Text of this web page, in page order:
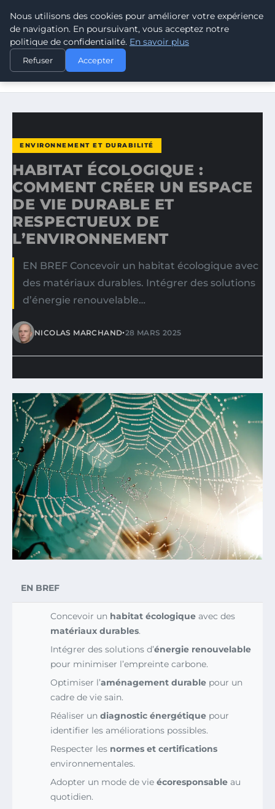
CLIMATE RESPONSE BLOG
ACCUEIL
ENVIRONNEMENT ET DURABILITÉ
HABITAT ÉCOLOGIQUE : COMMENT CRÉER UN ESPACE DE
ENVIRONNEMENT ET DURABILITÉ
HABITAT ÉCOLOGIQUE :
COMMENT CRÉER UN ESPACE
DE VIE DURABLE ET
RESPECTUEUX DE
L’ENVIRONNEMENT
EN BREF Concevoir un habitat écologique avec
des matériaux durables. Intégrer des solutions
d’énergie renouvelable…
NICOLAS MARCHAND•28 MARS 2025
EN BREF
Concevoir un habitat écologique avec des
matériaux durables.
Intégrer des solutions d’énergie renouvelable
pour minimiser l’empreinte carbone.
Optimiser l’aménagement durable pour un
cadre de vie sain.
Réaliser un diagnostic énergétique pour
identifier les améliorations possibles.
Respecter les normes et certifications
environnementales.
Adopter un mode de vie écoresponsable au
quotidien.
Nous utilisons des cookies pour améliorer votre expérience
de navigation. En poursuivant, vous acceptez notre
politique de confidentialité. En savoir plus
Refuser Accepter